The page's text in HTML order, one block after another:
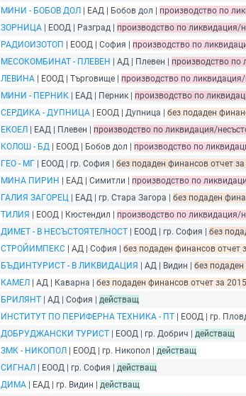
МИНИ - БОБОВ ДОЛ | ЕАД | Бобов дол | производство по
ЗОРНИЦА | ЕООД | Разград | производство по ликвидация/
РАДИОИЗОТОП | ЕООД | София | производство по
МЕСОКОМБИНАТ - ПЛЕВЕН | АД | Плевен | производство по
ЛЕВИНА | ЕООД | Търговище | производство по ликвидация/
МИНИ - ПЕРНИК | ЕАД | Перник | производство по
СЕРДИКА - ДУПНИЦА | ЕООД | Дупница | без подаден
ЕКОЕЛ | ЕАД | Плевен | производство по ликвидация/
КОЛОШ - БД | ЕООД | Бобов дол | производство по
ГЕО - МГ | ЕООД | гр. София | без подаден финансов отчет за
МИНА ПИРИН | ЕАД | Симитли | производство по
ГАЛИЯ ЗАГОРЕЦ | ЕАД | гр. Стара Загора | без подаден
ТИЛИЯ | ЕООД | Кюстендил | производство по ликвидация/
ДИМЕТ - В НЕСЪСТОЯТЕЛНОСТ | ЕООД | гр. София | без
СТРОЙИМПЕКС | АД | София | без подаден финансов отчет
БЪДИНТУРИСТ - В ЛИКВИДАЦИЯ | АД | Видин | без
КАМЕЛ | АД | Каварна | без подаден финансов отчет за 2015
БРИЛЯНТ | АД | София | действащ
ИНСТИТУТ ПО ПЕРИФЕРНА ТЕХНИКА - ПТ | ЕООД | гр.
ДОБРУДЖАНСКИ ТУРИСТ | ЕООД | гр. Добрич | действащ
ЗМК - НИКОПОЛ | ЕООД | гр. Никопол | действащ
СИГНАЛ | ЕООД | гр. София | действащ
ДИМА | ЕАД | гр. Видин | действащ